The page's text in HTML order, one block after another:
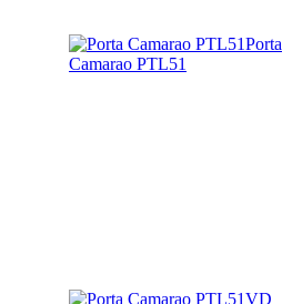
Porta
Camarao PTL51